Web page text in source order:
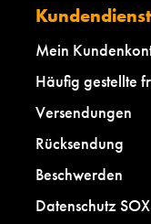
Kundendienst
Mein
Häufig gestellte
Versendungen
Rücksendung
Beschwerden
Datenschutz